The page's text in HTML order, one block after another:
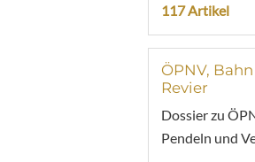
117 Artikel
ÖPNV,
Revier
Dossier zu
Pendeln und